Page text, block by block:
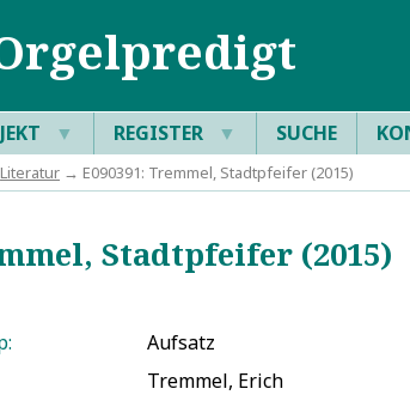
▼ REGISTER ▼ SUCHE
Literatur → E090391: Tremmel, Stadtpfeifer (2015)
Stadtpfeifer (2015)
Aufsatz
Tremmel, Erich